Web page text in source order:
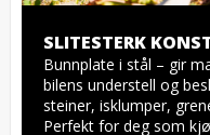
SLITESTERK
Bunnplate i stål – gir
bilens understell og
steiner, isklumper,
Perfekt for deg som